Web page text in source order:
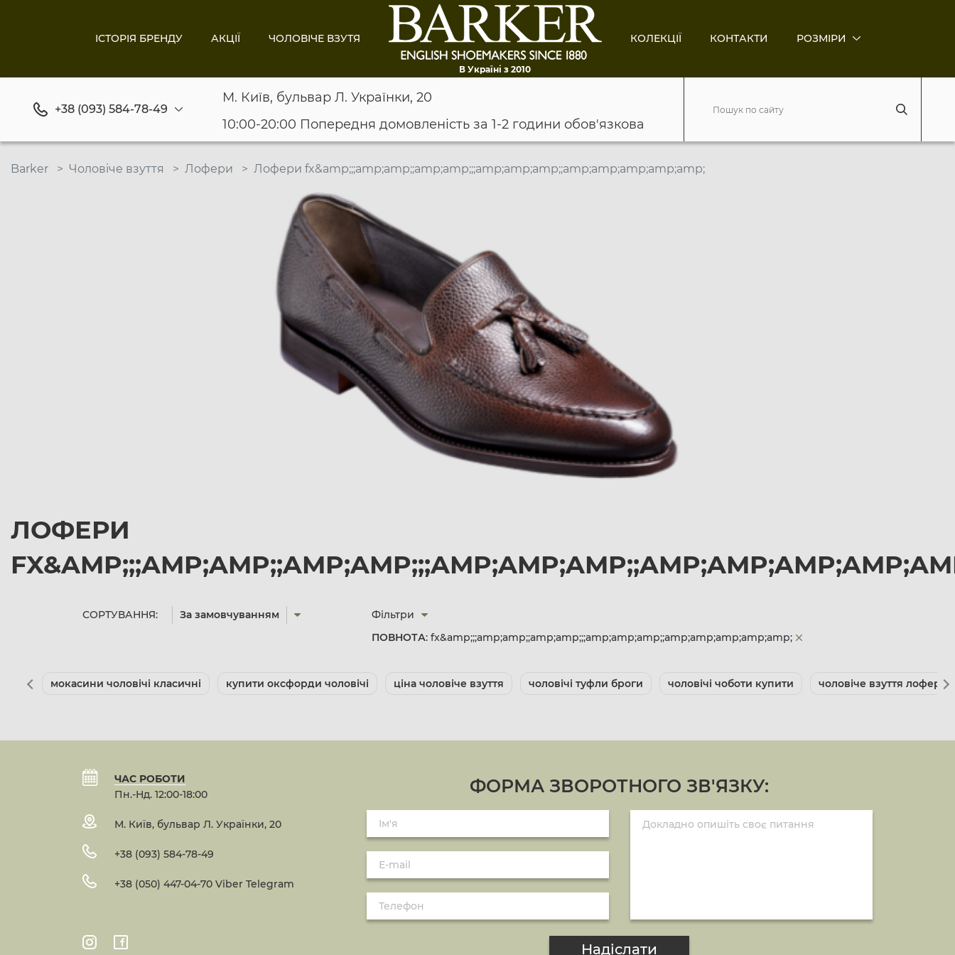
ІСТОРІЯ БРЕНДУ АКЦІЇ ЧОЛОВІЧЕ ВЗУТЯ
В Україні з 2010
КОЛЕКЦІЇ КОНТАКТИ РОЗМІРИ
+38 (093) 584-78-49
М. Київ, бульвар Л. Українки, 20
10:00-20:00 Попередня домовленість за 1-2 години обов'язкова
Barker Чоловіче взуття Лофери Лофери fx&amp;;;amp;amp;;amp;amp;;;amp;amp;amp;;amp;amp;amp;amp;amp;
ЛОФЕРИ
СОРТУВАННЯ: За замовчуванням
Фільтри
ПОВНОТА: fx&amp;;;amp;amp;;amp;amp;;;amp;amp;amp;;amp;amp;amp;amp;amp;
мокасини чоловічі класичні купити оксфорди чоловічі ціна чоловіче взуття чоловічі туфли броги чоловічі чоботи купити чоловіче взуття лофери
ЧАС РОБОТИ
Пн.-Нд. 12:00-18:00
М. Київ, бульвар Л. Українки, 20
+38 (093) 584-78-49
+38 (050) 447-04-70 Viber Telegram
ФОРМА ЗВОРОТНОГО ЗВ'ЯЗКУ:
Надіслати